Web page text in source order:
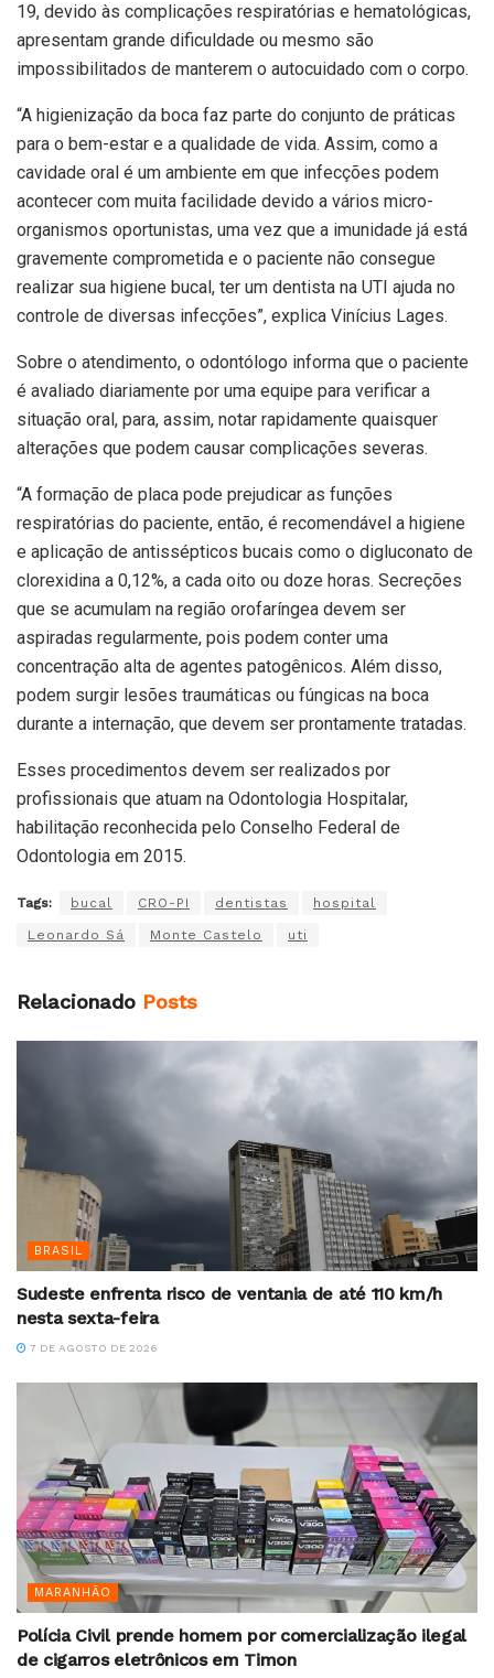
19, devido às complicações respiratórias e hematológicas,
apresentam grande dificuldade ou mesmo são
impossibilitados de manterem o autocuidado com o corpo.
“A higienização da boca faz parte do conjunto de práticas
para o bem-estar e a qualidade de vida. Assim, como a
cavidade oral é um ambiente em que infecções podem
acontecer com muita facilidade devido a vários micro-
organismos oportunistas, uma vez que a imunidade já está
gravemente comprometida e o paciente não consegue
realizar sua higiene bucal, ter um dentista na UTI ajuda no
controle de diversas infecções”, explica Vinícius Lages.
Sobre o atendimento, o odontólogo informa que o paciente
é avaliado diariamente por uma equipe para verificar a
situação oral, para, assim, notar rapidamente quaisquer
alterações que podem causar complicações severas.
“A formação de placa pode prejudicar as funções
respiratórias do paciente, então, é recomendável a higiene
e aplicação de antissépticos bucais como o digluconato de
clorexidina a 0,12%, a cada oito ou doze horas. Secreções
que se acumulam na região orofaríngea devem ser
aspiradas regularmente, pois podem conter uma
concentração alta de agentes patogênicos. Além disso,
podem surgir lesões traumáticas ou fúngicas na boca
durante a internação, que devem ser prontamente tratadas.
Esses procedimentos devem ser realizados por
profissionais que atuam na Odontologia Hospitalar,
habilitação reconhecida pelo Conselho Federal de
Odontologia em 2015.
Tags: bucal CRO-PI dentistas hospital
Leonardo Sá Monte Castelo uti
Relacionado Posts
BRASIL
Sudeste enfrenta risco de ventania de até 110 km/h
nesta sexta-feira
7 DE AGOSTO DE 2026
MARANHÃO
Polícia Civil prende homem por comercialização ilegal
de cigarros eletrônicos em Timon